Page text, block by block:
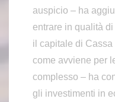
auspicio – ha
entrare in qualità
il capitale di
come avviene per
complesso – ha
gli investimenti in